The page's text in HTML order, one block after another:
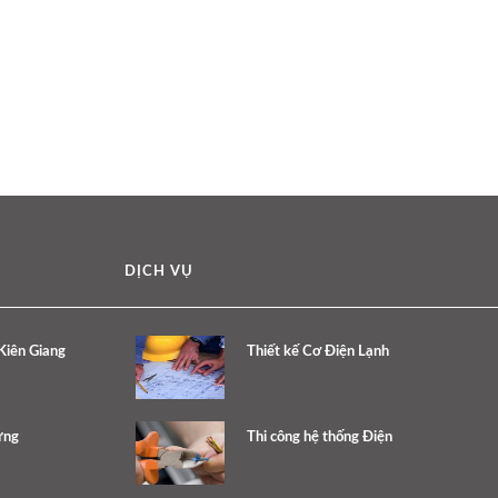
Giang
DỊCH VỤ
Thiết kế Cơ Điện Lạnh
Thi công hệ thống Điện